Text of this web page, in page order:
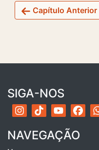
Capítulo Anterior
SIGA-NOS
NAVEGAÇÃO